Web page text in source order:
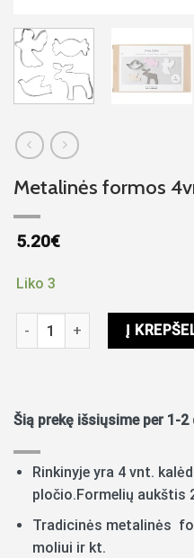
Metalinės formos
5.20€
Liko 3
produkto kiekis: Metalinės
Į
Šią prekę išsiųsime per 1-2
Rinkinyje yra 4 vnt.
pločio.Formelių aukštis
Tradicinės metalinės
moliui ir kt.